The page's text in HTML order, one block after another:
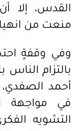
القدس، إلا
منعت من
وفي وقفةٍ
بالتزام الناس
أحمد
في مواجهة
التشويه